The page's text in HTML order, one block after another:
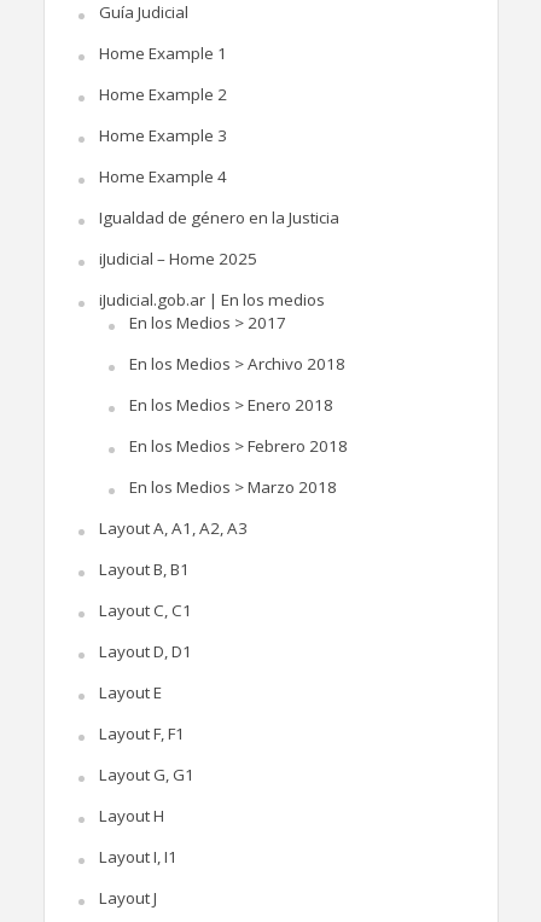
Guía Judicial
Home Example 1
Home Example 2
Home Example 3
Home Example 4
Igualdad de género en la Justicia
iJudicial – Home 2025
iJudicial.gob.ar | En los medios
En los Medios > 2017
En los Medios > Archivo 2018
En los Medios > Enero 2018
En los Medios > Febrero 2018
En los Medios > Marzo 2018
Layout A, A1, A2, A3
Layout B, B1
Layout C, C1
Layout D, D1
Layout E
Layout F, F1
Layout G, G1
Layout H
Layout I, I1
Layout J